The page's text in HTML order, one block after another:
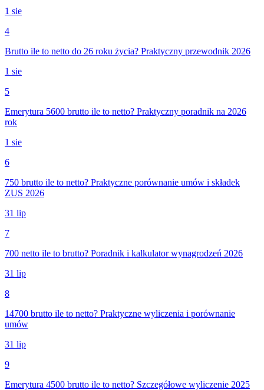
1 sie
4
Brutto ile to netto do 26 roku życia? Praktyczny przewodnik 2026
1 sie
5
Emerytura 5600 brutto ile to netto? Praktyczny poradnik na 2026
rok
1 sie
6
750 brutto ile to netto? Praktyczne porównanie umów i składek
ZUS 2026
31 lip
7
700 netto ile to brutto? Poradnik i kalkulator wynagrodzeń 2026
31 lip
8
14700 brutto ile to netto? Praktyczne wyliczenia i porównanie
umów
31 lip
9
Emerytura 4500 brutto ile to netto? Szczegółowe wyliczenie 2025